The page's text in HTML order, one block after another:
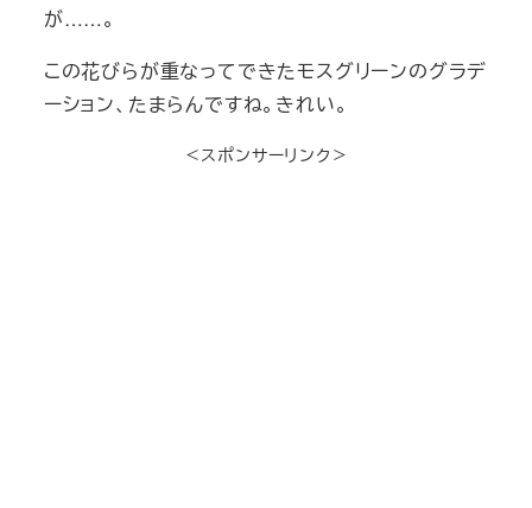
が……。
この花びらが重なってできたモスグリーンのグラデ
ーション、たまらんですね。きれい。
＜スポンサーリンク＞